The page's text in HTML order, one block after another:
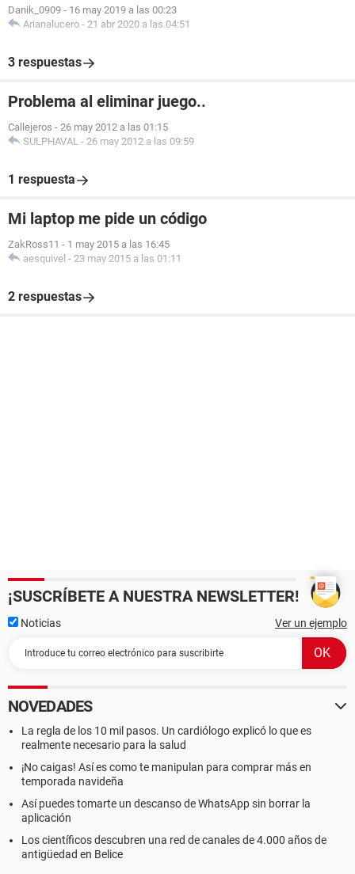
Danik_0909 - 16 may 2019 a las 00:23
Arianalucero - 21 abr 2020 a las 04:51
3 respuestas
Problema al eliminar juego..
Callejeros - 26 may 2012 a las 01:15
SULPHAVAL - 26 may 2012 a las 09:59
1 respuesta
Mi laptop me pide un código
ZakRoss11 - 1 may 2015 a las 16:45
aesquivel - 23 may 2015 a las 01:11
2 respuestas
¡SUSCRÍBETE A NUESTRA NEWSLETTER!
Noticias Ver un ejemplo
NOVEDADES
La regla de los 10 mil pasos. Un cardiólogo explicó lo que es
realmente necesario para la salud
¡No caigas! Así es como te manipulan para comprar más en
temporada navideña
Así puedes tomarte un descanso de WhatsApp sin borrar la
aplicación
Los científicos descubren una red de canales de 4.000 años de
antigüedad en Belice